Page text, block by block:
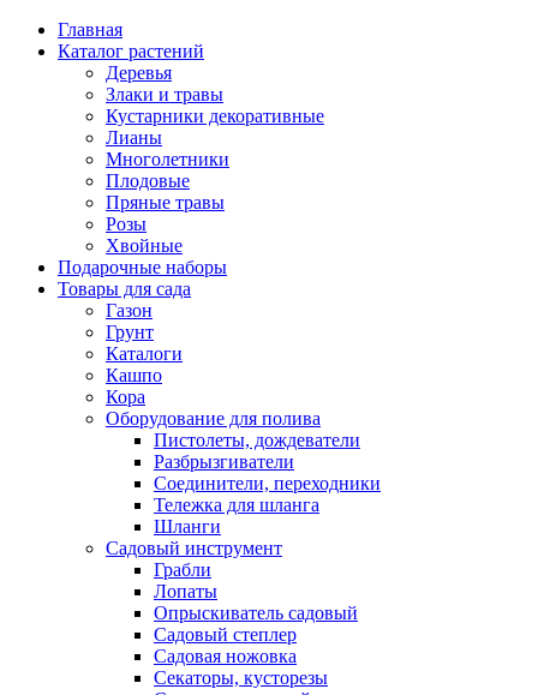
Главная
Каталог растений
Деревья
Злаки и травы
Кустарники декоративные
Лианы
Многолетники
Плодовые
Пряные травы
Розы
Хвойные
Подарочные наборы
Товары для сада
Газон
Грунт
Каталоги
Кашпо
Кора
Оборудование для полива
Пистолеты, дождеватели
Разбрызгиватели
Соединители, переходники
Тележка для шланга
Шланги
Садовый инструмент
Грабли
Лопаты
Опрыскиватель садовый
Садовый степлер
Садовая ножовка
Секаторы, кусторезы